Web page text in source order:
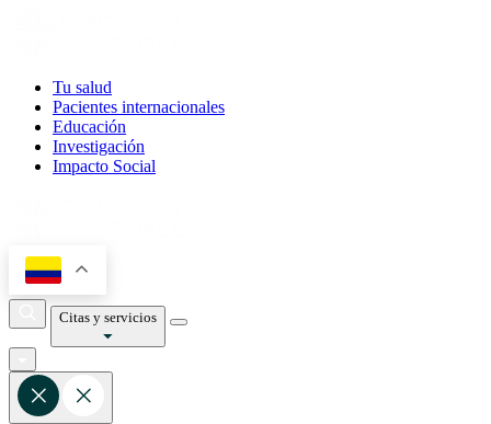
Tu salud
Pacientes internacionales
Educación
Investigación
Impacto Social
Citas y servicios